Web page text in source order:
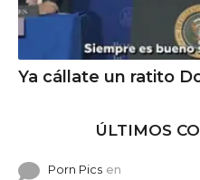
Ya cállate un ratito
ÚLTIMOS
Porn Pics en